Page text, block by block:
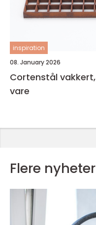
inspiration
08. January 2026
Cortenstål vakkert, robust og laget for å
vare
Flere nyheter